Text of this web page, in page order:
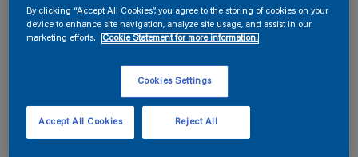
Svanen
Kun tilgængelig i butikken
By clicking “Accept All Cookies”, you agree to the storing of cookies on your
device to enhance site navigation, analyze site usage, and assist in our
marketing efforts.
Cookie Statement for more information.
Cookies Settings
Reject All
Accept All Cookies